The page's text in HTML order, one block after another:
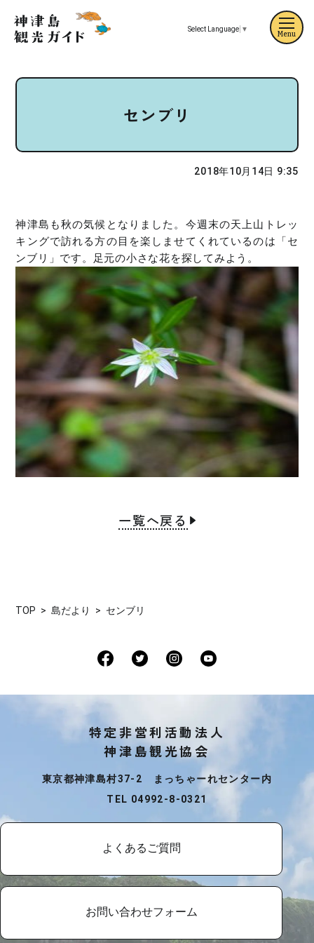
Select Language ▼
センブリ
2018年10月14日 9:35
神津島も秋の気候となりました。今週末の天上山トレッ
キングで訪れる方の目を楽しませてくれているのは「セ
ンブリ」です。足元の小さな花を探してみよう。
一覧へ戻る
TOP 島だより センブリ
特定非営利活動法人
神津島観光協会
東京都神津島村37-2 まっちゃーれセンター内
TEL 04992-8-0321
よくあるご質問
お問い合わせフォーム
Menu